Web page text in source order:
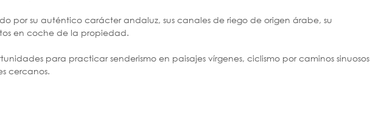
por su auténtico carácter andaluz, sus canales de riego de origen árabe, su
en coche de la propiedad.
para practicar senderismo en paisajes vírgenes, ciclismo por caminos sinuosos
cercanos.